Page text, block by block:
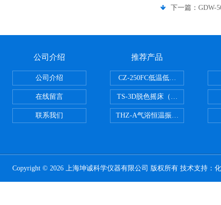
下一篇： GDW-
公司介绍
公司介绍
在线留言
联系我们
推荐产品
CZ-250FC低温低湿种子储藏柜
TS-3D脱色摇床（三维运动）
THZ-A气浴恒温振荡器
Copyright © 2026 上海坤诚科学仪器有限公司 版权所有 技术支持：